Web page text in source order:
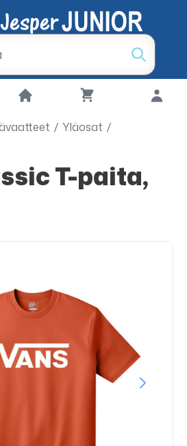
/ Yläosat /